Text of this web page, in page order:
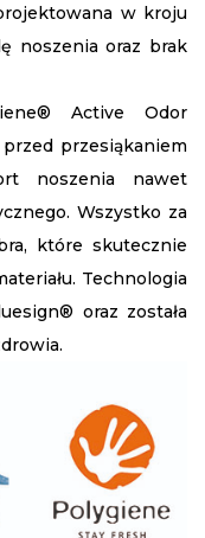
w kroju
noszenia oraz brak
Active Odor
przesiąkaniem
noszenia nawet
Wszystko za
które skutecznie
Technologia
oraz została